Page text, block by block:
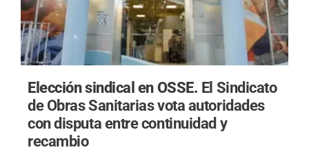
Elección sindical en OSSE. El Sindicato
de Obras Sanitarias vota autoridades
con disputa entre continuidad y
recambio